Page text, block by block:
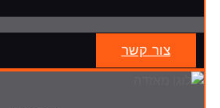
צור קשר